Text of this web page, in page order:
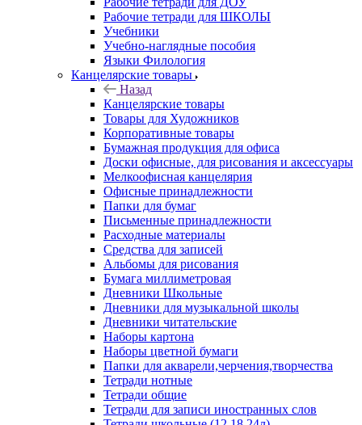
Рабочие тетради для ШКОЛЫ
Учебники
Учебно-наглядные пособия
Языки Филология
Канцелярские товары
Назад
Канцелярские товары
Товары для Художников
Корпоративные товары
Бумажная продукция для офиса
Доски офисные, для рисования и аксессуары
Мелкоофисная канцелярия
Офисные принадлежности
Папки для бумаг
Письменные принадлежности
Расходные материалы
Средства для записей
Альбомы для рисования
Бумага миллиметровая
Дневники Школьные
Дневники для музыкальной школы
Дневники читательские
Наборы картона
Наборы цветной бумаги
Папки для акварели,черчения,творчества
Тетради нотные
Тетради общие
Тетради для записи иностранных слов